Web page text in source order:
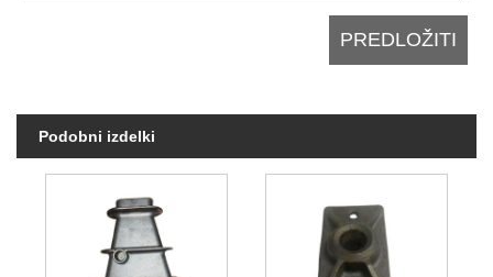
Podobni izdelki